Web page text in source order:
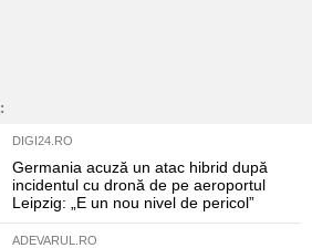
DIGI24.RO
Germania acuză un atac hibrid după
incidentul cu dronă de pe aeroportul
Leipzig: „E un nou nivel de pericol”
ADEVARUL.RO